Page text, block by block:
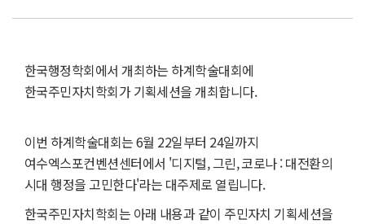
한국행정학회에서 개최하는 하계학술대회에
한국주민자치학회가 기획세션을 개최합니다.
이번 하계학술대회는 6월 22일부터 24일까지
여수엑스포컨벤션센터에서 '디지털, 그린, 코로나 : 대전환의
시대 행정을 고민한다'라는 대주제로 열립니다.
한국주민자치학회는 아래 내용과 같이 주민자치 기획세션을